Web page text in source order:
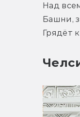
Над
Башни,
Грядёт